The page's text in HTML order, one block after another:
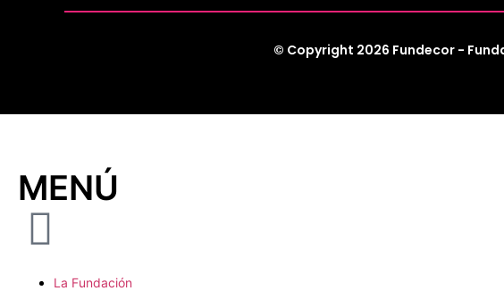
© Copyright 2026 Fundecor -
MENÚ
La Fundación